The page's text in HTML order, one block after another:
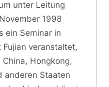
unter Leitung
1998
ein Seminar in
Fujian veranstaltet,
Hongkong,
anderen Staaten